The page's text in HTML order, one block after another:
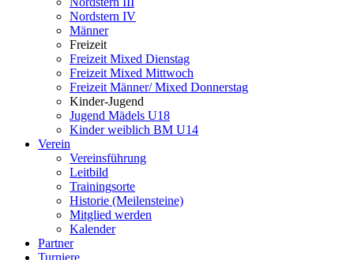
Nordstern IV
Männer
Freizeit
Freizeit Mixed Dienstag
Freizeit Mixed Mittwoch
Freizeit Männer/ Mixed Donnerstag
Kinder-Jugend
Jugend Mädels U18
Kinder weiblich BM U14
Verein
Vereinsführung
Leitbild
Trainingsorte
Historie (Meilensteine)
Mitglied werden
Kalender
Partner
Turniere